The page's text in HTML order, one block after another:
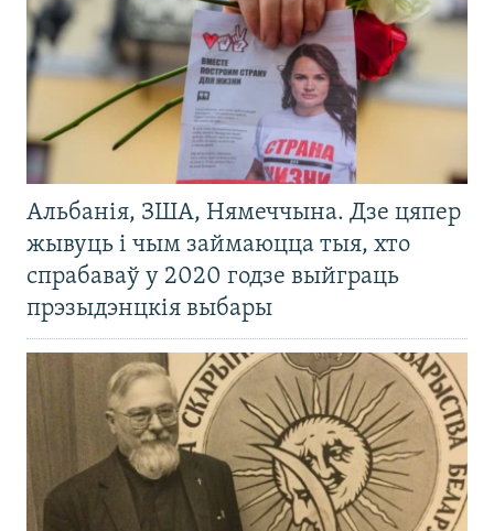
Альбанія, ЗША, Нямеччына. Дзе цяпер
жывуць і чым займаюцца тыя, хто
спрабаваў у 2020 годзе выйграць
прэзыдэнцкія выбары